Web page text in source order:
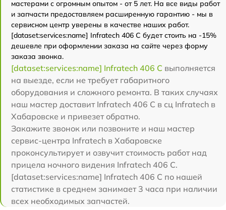
мастерами с огромным опытом - от 5 лет. На все виды работ
и запчасти предоставляем расширенную гарантию - мы в
сервисном центр уверены в качестве наших работ.
[dataset:services:name] Infratech 406 С будет стоить на -15%
дешевле при оформлении заказа на сайте через форму
заказа звонка.
[dataset:services:name] Infratech 406 С выполняется
на выезде, если не требует габаритного
оборудования и сложного ремонта. В таких случаях
наш мастер доставит Infratech 406 С в сц Infratech в
Хабаровске и привезет обратно.
Закажите звонок или позвоните и наш мастер
сервис-центра Infratech в Хабаровске
проконсультирует и озвучит стоимость работ над
прицела ночного видения Infratech 406 С.
[dataset:services:name] Infratech 406 С по нашей
статистике в среднем занимает 3 часа при наличии
всех необходимых запчастей.